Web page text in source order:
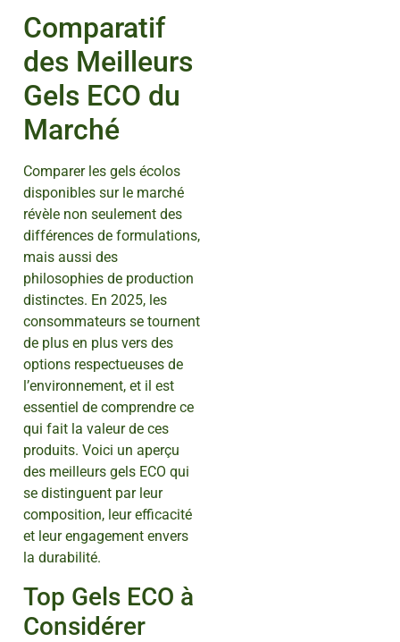
Comparatif
des Meilleurs
Gels ECO du
Marché
Comparer les gels écolos
disponibles sur le marché
révèle non seulement des
différences de formulations,
mais aussi des
philosophies de production
distinctes. En 2025, les
consommateurs se tournent
de plus en plus vers des
options respectueuses de
l’environnement, et il est
essentiel de comprendre ce
qui fait la valeur de ces
produits. Voici un aperçu
des meilleurs gels ECO qui
se distinguent par leur
composition, leur efficacité
et leur engagement envers
la durabilité.
Top Gels ECO à
Considérer